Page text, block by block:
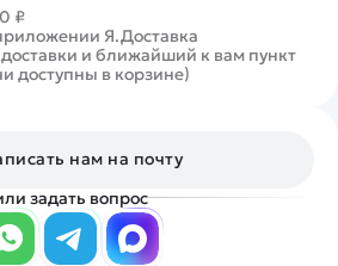
₽
Я.Доставка
доставки и ближайший к вам пункт
доступны в корзине)
нам на почту
задать вопрос